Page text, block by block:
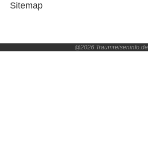
Sitemap
@2026 Traumreiseninfo.de